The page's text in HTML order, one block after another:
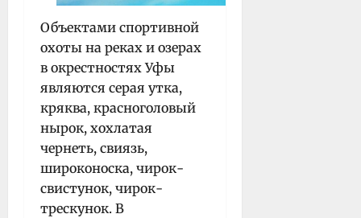
Объектами спортивной
охоты на реках и озерах
в окрестностях Уфы
являются серая утка,
кряква, красноголовый
нырок, хохлатая
чернеть, свиязь,
широконоска, чирок-
свистунок, чирок-
трескунок. В